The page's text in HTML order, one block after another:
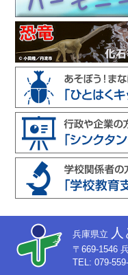
兵庫県立
〒669-1546
TEL: 079-